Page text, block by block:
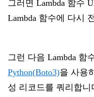
그러면 Lambda 함수
Lambda 함수에 다시
그런 다음 Lambda 함
Python(Boto3)을 사용
성 리코드를 쿼리합니